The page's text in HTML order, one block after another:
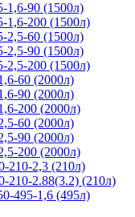
1,6-90 (1500л)
1,6-200 (1500л)
2,5-60 (1500л)
2,5-90 (1500л)
2,5-200 (1500л)
60 (2000л)
90 (2000л)
200 (2000л)
60 (2000л)
90 (2000л)
200 (2000л)
210-2,3 (210л)
210-2.88(3.2) (210л)
495-1,6 (495л)